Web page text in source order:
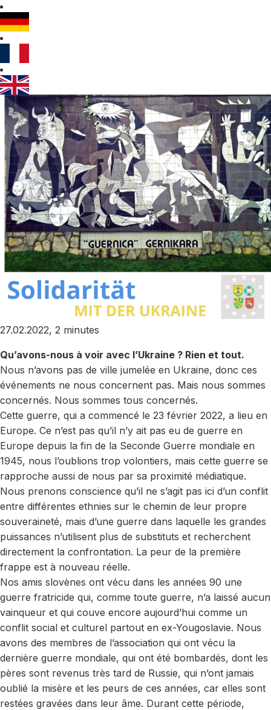
27.02.2022, 2 minutes
Qu’avons-nous à voir avec l’Ukraine ? Rien et tout.
Nous n’avons pas de ville jumelée en Ukraine, donc ces
événements ne nous concernent pas. Mais nous sommes
concernés. Nous sommes tous concernés.
Cette guerre, qui a commencé le 23 février 2022, a lieu en
Europe. Ce n’est pas qu’il n’y ait pas eu de guerre en
Europe depuis la fin de la Seconde Guerre mondiale en
1945, nous l’oublions trop volontiers, mais cette guerre se
rapproche aussi de nous par sa proximité médiatique.
Nous prenons conscience qu’il ne s’agit pas ici d’un conflit
entre différentes ethnies sur le chemin de leur propre
souveraineté, mais d’une guerre dans laquelle les grandes
puissances n’utilisent plus de substituts et recherchent
directement la confrontation. La peur de la première
frappe est à nouveau réelle.
Nos amis slovènes ont vécu dans les années 90 une
guerre fratricide qui, comme toute guerre, n’a laissé aucun
vainqueur et qui couve encore aujourd’hui comme un
conflit social et culturel partout en ex-Yougoslavie. Nous
avons des membres de l’association qui ont vécu la
dernière guerre mondiale, qui ont été bombardés, dont les
pères sont revenus très tard de Russie, qui n’ont jamais
oublié la misère et les peurs de ces années, car elles sont
restées gravées dans leur âme. Durant cette période,